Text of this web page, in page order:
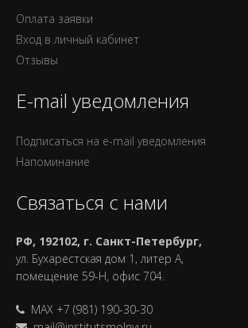
Оплата заявки
Вход в личный кабинет
Отзывы
E-mail уведомления
Подписаться на e-mail уведомления
Напоминание
Связаться с нами
РФ, 192102, г. Санкт-Петербург,
ул. Бухарестская дом 1, литер А,
помещение 59-Н, офис 704.
MAX +7 (981) 190-30-30